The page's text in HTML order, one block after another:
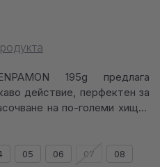
195g предлага
действие, перфектен за
на по-големи хищни
05 06 07 08